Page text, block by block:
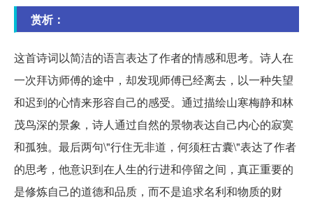
赏析：
这首诗词以简洁的语言表达了作者的情感和思考。诗人在
一次拜访师傅的途中，却发现师傅已经离去，以一种失望
和迟到的心情来形容自己的感受。通过描绘山寒梅静和林
茂鸟深的景象，诗人通过自然的景物表达自己内心的寂寞
和孤独。最后两句\"行住无非道，何须枉古囊\"表达了作者
的思考，他意识到在人生的行进和停留之间，真正重要的
是修炼自己的道德和品质，而不是追求名利和物质的财